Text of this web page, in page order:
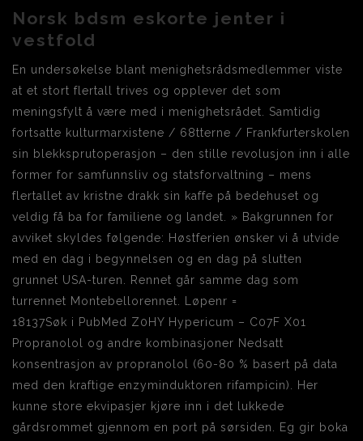
Norsk bdsm eskorte jenter i
vestfold
En undersøkelse blant menighetsrådsmedlemmer viste
at et stort flertall trives og opplever det som
meningsfylt å være med i menighetsrådet. Samtidig
fortsatte kulturmarxistene / 68tterne / Frankfurterskolen
sin blekksprutoperasjon – den stille revolusjon inn i alle
former for samfunnsliv og statsforvaltning – mens
flertallet av kristne drakk sin kaffe på bedehuset og
veldig få ba for familiene og landet. » Bakgrunnen for
avviket skyldes følgende: Høstferien ønsker vi å utvide
med en dag i begynnelsen og en dag på slutten
grunnet USA-turen. Rennet går samme dag som
turrennet Montebellorennet. Løpenr =
18137Søk i PubMed Z0HY Hypericum – C07F X01
Propranolol og andre kombinasjoner Nedsatt
konsentrasjon av propranolol (60-80 % basert på data
med den kraftige enzyminduktoren rifampicin). Her
kunne store ekvipasjer kjøre inn i det lukkede
gårdsrommet gjennom en port på sørsiden. Eg gir boka